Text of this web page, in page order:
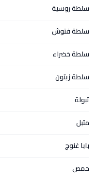
سلطة روسية
سلطة فتوش
سلطة خضراء
سلطة زيتون
تبولة
متبل
بابا غنوج
حمص